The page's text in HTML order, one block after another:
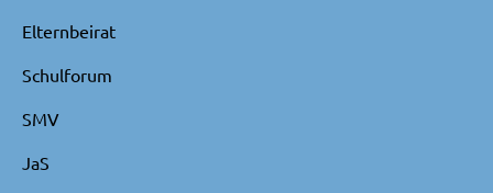
Elternbeirat
Schulforum
SMV
JaS